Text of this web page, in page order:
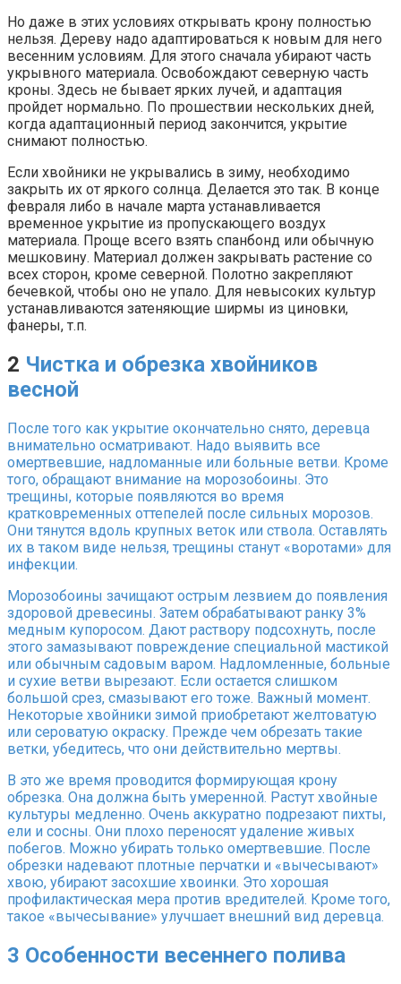
Но даже в этих условиях открывать крону полностью
нельзя. Дереву надо адаптироваться к новым для него
весенним условиям. Для этого сначала убирают часть
укрывного материала. Освобождают северную часть
кроны. Здесь не бывает ярких лучей, и адаптация
пройдет нормально. По прошествии нескольких дней,
когда адаптационный период закончится, укрытие
снимают полностью.
Если хвойники не укрывались в зиму, необходимо
закрыть их от яркого солнца. Делается это так. В конце
февраля либо в начале марта устанавливается
временное укрытие из пропускающего воздух
материала. Проще всего взять спанбонд или обычную
мешковину. Материал должен закрывать растение со
всех сторон, кроме северной. Полотно закрепляют
бечевкой, чтобы оно не упало. Для невысоких культур
устанавливаются затеняющие ширмы из циновки,
фанеры, т.п.
2 Чистка и обрезка хвойников
весной
После того как укрытие окончательно снято, деревца
внимательно осматривают. Надо выявить все
омертвевшие, надломанные или больные ветви. Кроме
того, обращают внимание на морозобоины. Это
трещины, которые появляются во время
кратковременных оттепелей после сильных морозов.
Они тянутся вдоль крупных веток или ствола. Оставлять
их в таком виде нельзя, трещины станут «воротами» для
инфекции.
Морозобоины зачищают острым лезвием до появления
здоровой древесины. Затем обрабатывают ранку 3%
медным купоросом. Дают раствору подсохнуть, после
этого замазывают повреждение специальной мастикой
или обычным садовым варом. Надломленные, больные
и сухие ветви вырезают. Если остается слишком
большой срез, смазывают его тоже. Важный момент.
Некоторые хвойники зимой приобретают желтоватую
или сероватую окраску. Прежде чем обрезать такие
ветки, убедитесь, что они действительно мертвы.
В это же время проводится формирующая крону
обрезка. Она должна быть умеренной. Растут хвойные
культуры медленно. Очень аккуратно подрезают пихты,
ели и сосны. Они плохо переносят удаление живых
побегов. Можно убирать только омертвевшие. После
обрезки надевают плотные перчатки и «вычесывают»
хвою, убирают засохшие хвоинки. Это хорошая
профилактическая мера против вредителей. Кроме того,
такое «вычесывание» улучшает внешний вид деревца.
3 Особенности весеннего полива